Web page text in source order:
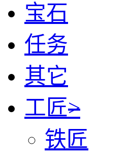
宝石
任务
其它
工匠>
铁匠